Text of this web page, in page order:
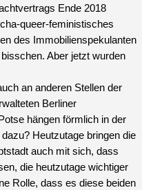
Ende 2018
queer-feministisches
des Immobilienspekulanten
Aber jetzt wurden
an anderen Stellen der
Berliner
hängen förmlich in der
Heutzutage bringen die
auch mit sich, dass
die heutzutage wichtiger
Rolle, dass es diese beiden